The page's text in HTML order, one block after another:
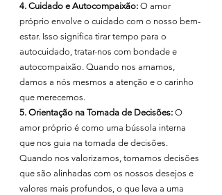
4. Cuidado e Autocompaixão: O amor
próprio envolve o cuidado com o nosso bem-
estar. Isso significa tirar tempo para o
autocuidado, tratar-nos com bondade e
autocompaixão. Quando nos amamos,
damos a nós mesmos a atenção e o carinho
que merecemos.
5. Orientação na Tomada de Decisões: O
amor próprio é como uma bússola interna
que nos guia na tomada de decisões.
Quando nos valorizamos, tomamos decisões
que são alinhadas com os nossos desejos e
valores mais profundos, o que leva a uma